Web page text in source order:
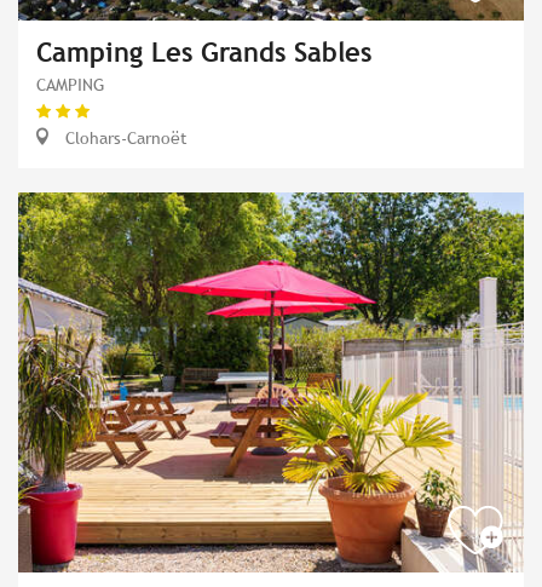
Camping Les Grands Sables
CAMPING
Clohars-Carnoët